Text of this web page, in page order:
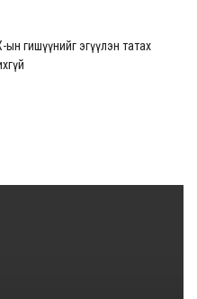
гишүүнийг эгүүлэн татах